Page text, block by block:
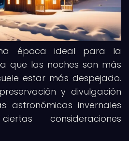
época ideal para la
que las noches son más
estar más despejado.
y divulgación
astronómicas invernales
consideraciones